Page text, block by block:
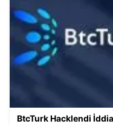
BtcTurk Hacklendi